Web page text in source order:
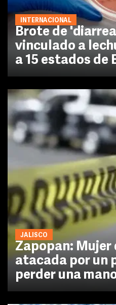
INTERNACIONAL
Brote de
vinculado a
a 15 estados de
JALISCO
Zapopan: Mujer
atacada por un
perder una